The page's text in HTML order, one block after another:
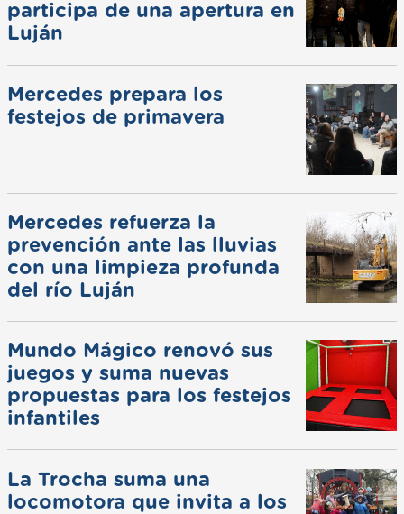
participa de una apertura en
Luján
Mercedes prepara los
festejos de primavera
Mercedes refuerza la
prevención ante las lluvias
con una limpieza profunda
del río Luján
Mundo Mágico renovó sus
juegos y suma nuevas
propuestas para los festejos
infantiles
La Trocha suma una
locomotora que invita a los